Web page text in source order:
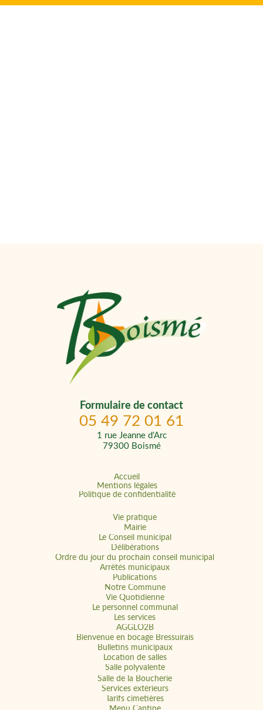
Formulaire de contact
05 49 72 01 61
1 rue Jeanne d'Arc
79300 Boismé
Accueil
Mentions légales
Politique de confidentialité
Vie pratique
Mairie
Le Conseil municipal
Délibérations
Ordre du jour du prochain conseil municipal
Arrêtés municipaux
Publications
Notre Commune
Vie Quotidienne
Le personnel communal
Les services
AGGLO2B
Bienvenue en bocage Bressuirais
Bulletins municipaux
Location de salles
Salle polyvalente
Salle de la Boucherie
Services extérieurs
Tarifs cimetières